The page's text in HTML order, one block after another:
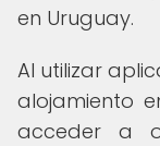
en Uruguay.
Al utilizar
alojamiento
acceder a